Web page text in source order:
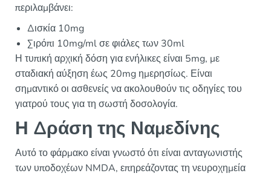
περιλαμβάνει:
Δισκία 10mg
Σιρόπι 10mg/ml σε φιάλες των 30ml
Η τυπική αρχική δόση για ενήλικες είναι 5mg, με
σταδιακή αύξηση έως 20mg ημερησίως. Είναι
σημαντικό οι ασθενείς να ακολουθούν τις οδηγίες του
γιατρού τους για τη σωστή δοσολογία.
Η Δράση της Ναμεδίνης
Αυτό το φάρμακο είναι γνωστό ότι είναι ανταγωνιστής
των υποδοχέων NMDA, επηρεάζοντας τη νευροχημεία